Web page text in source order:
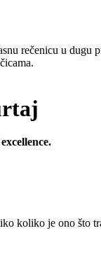
rečenicu u dugu
koliko je ono što